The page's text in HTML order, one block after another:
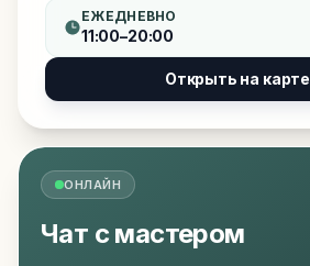
ЕЖЕДНЕВНО
11:00–20:00
Открыть на карте
ОНЛАЙН
Чат с мастером